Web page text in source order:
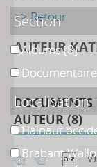
>> Retour
AUTEUR
DOCUMENTS
AUTEUR (8)
Section
Albums
Albums[8]
Documentaires
Localisation
Hainaut
Hainaut
Brabant Wallon
Brabant